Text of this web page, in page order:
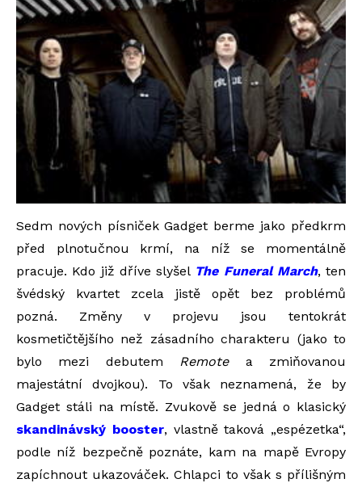
Sedm nových písniček Gadget berme jako předkrm
před plnotučnou krmí, na níž se momentálně
pracuje. Kdo již dříve slyšel The Funeral March, ten
švédský kvartet zcela jistě opět bez problémů
pozná. Změny v projevu jsou tentokrát
kosmetičtějšího než zásadního charakteru (jako to
bylo mezi debutem Remotea zmiňovanou
majestátní dvojkou). To však neznamená, že by
Gadget stáli na místě. Zvukově se jedná o klasický
skandinávský booster, vlastně taková „espézetka“,
podle níž bezpečně poznáte, kam na mapě Evropy
zapíchnout ukazováček. Chlapci to však s přílišným